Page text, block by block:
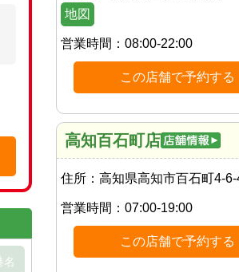
地図
営業時間： 08:00-22:00
この店舗で予約する
高知百石町店
住所： 高知県高知市百石町4-6-
営業時間： 07:00-19:00
この店舗で予約する
名